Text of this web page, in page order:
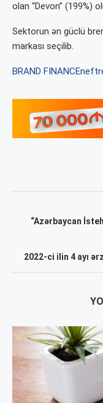
olan “Devon” (199%)
Sektorun ən güclü
markası seçilib.
BRAND FINANCEneft
“Azərbaycan
2022-ci ilin 4 ayı